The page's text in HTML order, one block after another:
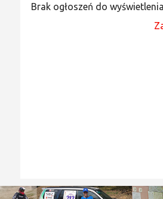
Brak ogłoszeń do wyświetlenia.